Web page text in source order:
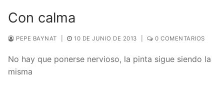
Con calma
PEPE BAYNAT 10 DE JUNIO DE 2013 0 COMENTARIOS
No hay que ponerse nervioso, la pinta sigue siendo la
misma